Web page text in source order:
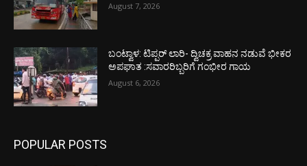
August 7, 2026
ಬಂಟ್ವಾಳ: ಟಿಪ್ಪರ್ ಲಾರಿ- ದ್ವಿಚಕ್ರ ವಾಹನ ನಡುವೆ ಭೀಕರ
ಅಪಘಾತ :ಸವಾರರಿಬ್ಬರಿಗೆ ಗಂಭೀರ ಗಾಯ
August 6, 2026
POPULAR POSTS